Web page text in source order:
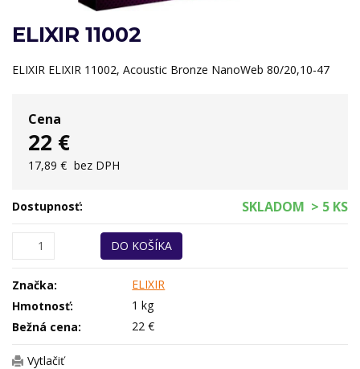
ELIXIR 11002
ELIXIR ELIXIR 11002, Acoustic Bronze NanoWeb 80/20,10-47
Cena
22 €
17,89 € bez DPH
Dostupnosť: SKLADOM > 5 KS
DO KOŠÍKA
Značka:
ELIXIR
Hmotnosť:
1 kg
Bežná cena:
22 €
Vytlačiť